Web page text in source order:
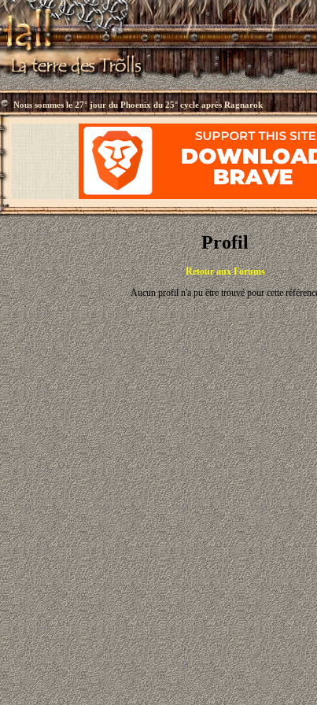
Nous sommes le27° jour du Phoenix du 25° cycle après Ragnarok
Profil
Retour aux Forums
Aucun profil n'a pu être trouvé pour cette